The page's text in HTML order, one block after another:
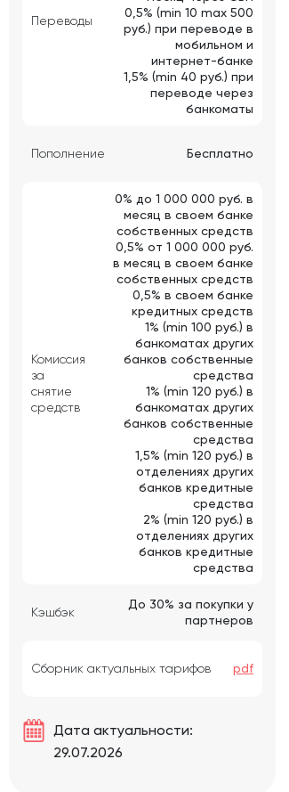
Переводы
0,5% (min 10 max 500
руб.) при переводе в
мобильном и
интернет-банке
1,5% (min 40 руб.) при
переводе через
банкоматы
Пополнение Бесплатно
Комиссия
за
снятие
средств
0% до 1 000 000 руб. в
месяц в своем банке
собственных средств
0,5% от 1 000 000 руб.
в месяц в своем банке
собственных средств
0,5% в своем банке
кредитных средств
1% (min 100 руб.) в
банкоматах других
банков собственные
средства
1% (min 120 руб.) в
банкоматах других
банков собственные
средства
1,5% (min 120 руб.) в
отделениях других
банков кредитные
средства
2% (min 120 руб.) в
отделениях других
банков кредитные
средства
Кэшбэк
До 30% за покупки у
партнеров
Сборник актуальных тарифов pdf
Дата актуальности:
29.07.2026